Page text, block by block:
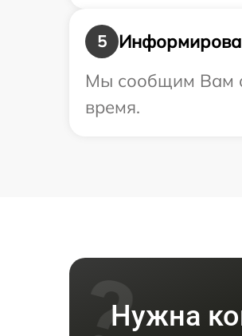
5
Мы сообщим Вам о
время.
Нужна